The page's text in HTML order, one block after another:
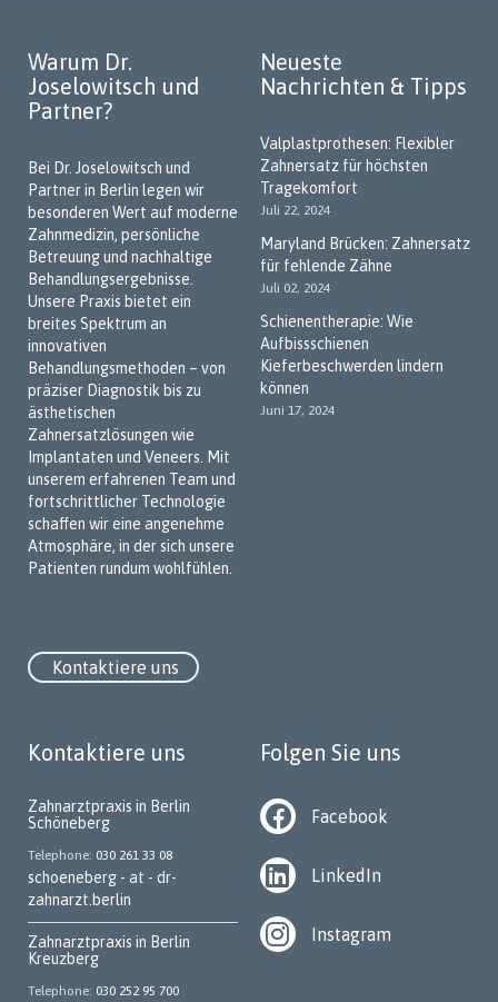
Warum Dr.
Joselowitsch und
Partner?
Bei Dr. Joselowitsch und
Partner in Berlin legen wir
besonderen Wert auf moderne
Zahnmedizin, persönliche
Betreuung und nachhaltige
Behandlungsergebnisse.
Unsere Praxis bietet ein
breites Spektrum an
innovativen
Behandlungsmethoden – von
präziser Diagnostik bis zu
ästhetischen
Zahnersatzlösungen wie
Implantaten und Veneers. Mit
unserem erfahrenen Team und
fortschrittlicher Technologie
schaffen wir eine angenehme
Atmosphäre, in der sich unsere
Patienten rundum wohlfühlen.
Kontaktiere uns
Neueste
Nachrichten & Tipps
Valplastprothesen: Flexibler
Zahnersatz für höchsten
Tragekomfort
Juli 22, 2024
Maryland Brücken: Zahnersatz
für fehlende Zähne
Juli 02, 2024
Schienentherapie: Wie
Aufbissschienen
Kieferbeschwerden lindern
können
Juni 17, 2024
Kontaktiere uns
Zahnarztpraxis in Berlin
Schöneberg
Telephone 030 261 33 08
schoeneberg - at - dr-
zahnarzt.berlin
Zahnarztpraxis in Berlin
Kreuzberg
Telephone 030 252 95 700
Folgen Sie uns
Facebook
LinkedIn
Instagram